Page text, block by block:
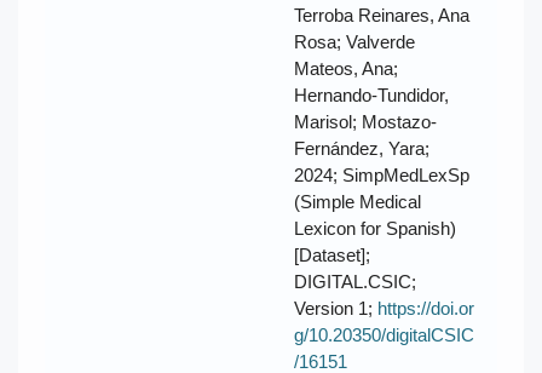
Terroba Reinares, Ana
Rosa; Valverde
Mateos, Ana;
Hernando-Tundidor,
Marisol; Mostazo-
Fernández, Yara;
2024; SimpMedLexSp
(Simple Medical
Lexicon for Spanish)
[Dataset];
DIGITAL.CSIC;
Version 1; https://doi.or
g/10.20350/digitalCSIC
/16151